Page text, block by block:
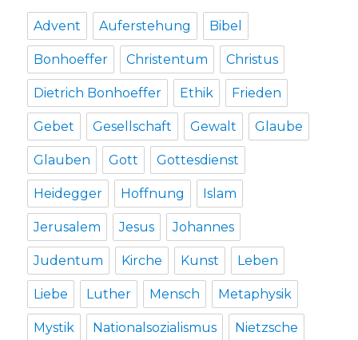
Advent Auferstehung Bibel
Bonhoeffer Christentum Christus
Dietrich Bonhoeffer Ethik Frieden
Gebet Gesellschaft Gewalt Glaube
Glauben Gott Gottesdienst
Heidegger Hoffnung Islam
Jerusalem Jesus Johannes
Judentum Kirche Kunst Leben
Liebe Luther Mensch Metaphysik
Mystik Nationalsozialismus Nietzsche